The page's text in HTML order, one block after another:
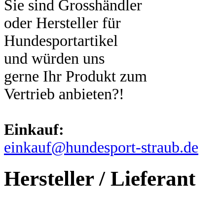
Sie sind Grosshändler
oder Hersteller für
Hundesportartikel
und würden uns
gerne Ihr Produkt zum
Vertrieb anbieten?!
Einkauf:
einkauf@hundesport-straub.de
Hersteller / Lieferant